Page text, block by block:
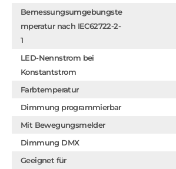
Bemessungsumgebungste
mperatur nach IEC62722-2-
1
LED-Nennstrom bei
Konstantstrom
Farbtemperatur
Dimmung programmierbar
Mit Bewegungsmelder
Dimmung DMX
Geeignet für